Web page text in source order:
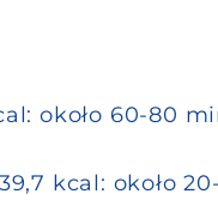
około 60-80
kcal: około